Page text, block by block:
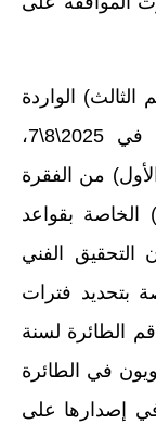
وزارة التعليم
المركزي
الواردة
عن سلطة الطيران المدني العراقي في 2025\8\7،
من الفقرة
(ثانياً) وهي كل من (تعليمات رقم (2) الخاصة بقواعد
التحقيق الفني
رقم (16) الخاصة بتحديد فترات
الطائرة لسنة
الجويون في الطائرة
في إصدارها على